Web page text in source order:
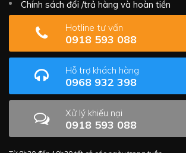
Chính sách đổi /trả hàng và hoàn tiền
Hotline tư vấn
0918 593 088
Hỗ trợ khách hàng
0968 932 398
Xử lý khiếu nại
0918 593 088